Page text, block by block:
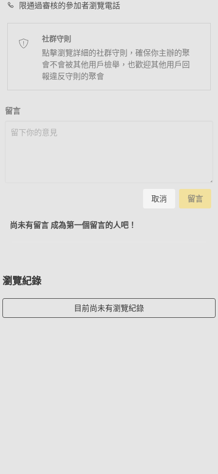
限通過審核的參加者瀏覽電話
社群守則
點擊瀏覽詳細的社群守則，確保你主辦的聚
會不會被其他用戶檢舉，也歡迎其他用戶回
報違反守則的聚會
留言
取消 留言
尚未有留言 成為第一個留言的人吧！
瀏覽紀錄
目前尚未有瀏覽紀錄